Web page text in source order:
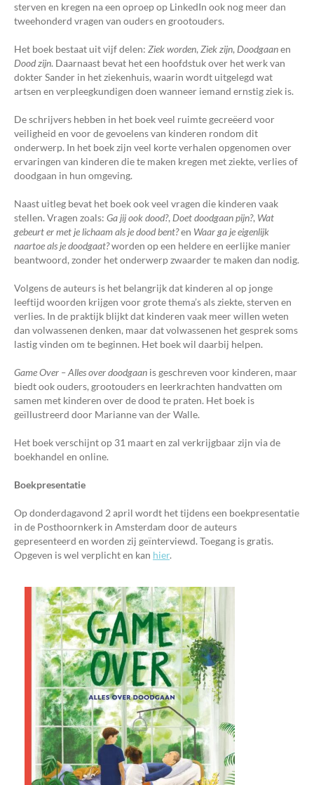
sterven en kregen na een oproep op LinkedIn ook nog meer dan
tweehonderd vragen van ouders en grootouders.
Het boek bestaat uit vijf delen: Ziek worden, Ziek zijn, Doodgaanen
Dood zijn. Daarnaast bevat het een hoofdstuk over het werk van
dokter Sander in het ziekenhuis, waarin wordt uitgelegd wat
artsen en verpleegkundigen doen wanneer iemand ernstig ziek is.
De schrijvers hebben in het boek veel ruimte gecreëerd voor
veiligheid en voor de gevoelens van kinderen rondom dit
onderwerp. In het boek zijn veel korte verhalen opgenomen over
ervaringen van kinderen die te maken kregen met ziekte, verlies of
doodgaan in hun omgeving.
Naast uitleg bevat het boek ook veel vragen die kinderen vaak
stellen. Vragen zoals: Ga jij ook dood?, Doet doodgaan pijn?, Wat
gebeurt er met je lichaam als je dood bent?en Waar ga je eigenlijk
naartoe als je doodgaat?worden op een heldere en eerlijke manier
beantwoord, zonder het onderwerp zwaarder te maken dan nodig.
Volgens de auteurs is het belangrijk dat kinderen al op jonge
leeftijd woorden krijgen voor grote thema’s als ziekte, sterven en
verlies. In de praktijk blijkt dat kinderen vaak meer willen weten
dan volwassenen denken, maar dat volwassenen het gesprek soms
lastig vinden om te beginnen. Het boek wil daarbij helpen.
Game Over – Alles over doodgaan is geschreven voor kinderen, maar
biedt ook ouders, grootouders en leerkrachten handvatten om
samen met kinderen over de dood te praten. Het boek is
geïllustreerd door Marianne van der Walle.
Het boek verschijnt op 31 maart en zal verkrijgbaar zijn via de
boekhandel en online.
Boekpresentatie
Op donderdagavond 2 april wordt het tijdens een boekpresentatie
in de Posthoornkerk in Amsterdam door de auteurs
gepresenteerd en worden zij geïnterviewd. Toegang is gratis.
Opgeven is wel verplicht en kan hier.